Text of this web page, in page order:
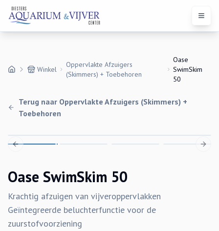
Open
Winkel
Oppervlakte Afzuigers
(Skimmers) + Toebehoren
Oase
SwimSkim
50
Terug naar Oppervlakte Afzuigers (Skimmers) +
Toebehoren
Previous slide Next
Oase SwimSkim 50
Krachtig afzuigen van vijveroppervlakken
Geïntegreerde beluchterfunctie voor de
zuurstofvoorziening